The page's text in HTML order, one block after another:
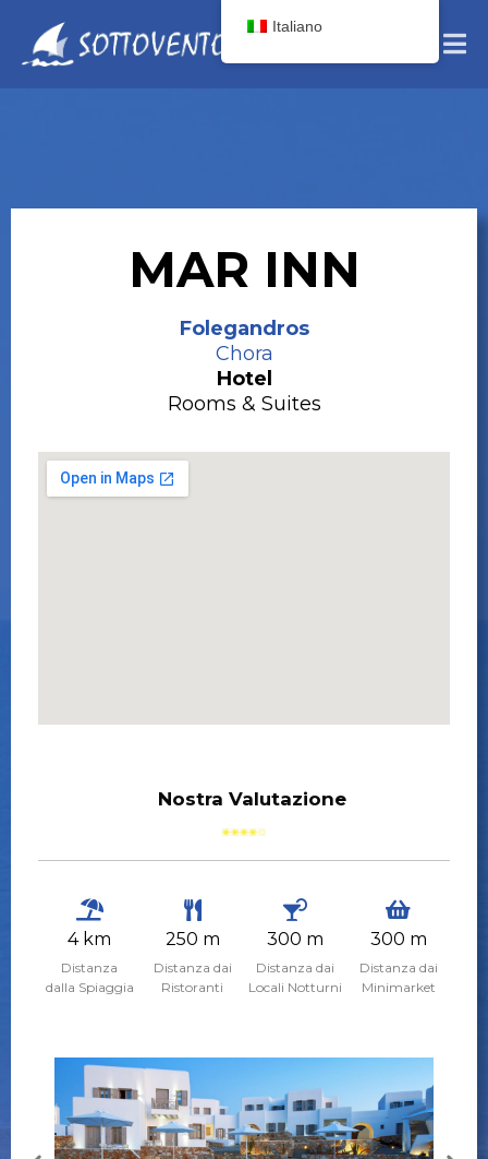
MAR INN
Folegandros
Chora
Hotel
Rooms & Suites
Nostra Valutazione
4 km
Distanza
dalla Spiaggia
250 m
Distanza dai
Ristoranti
300 m
Distanza dai
Locali Notturni
300 m
Distanza dai
Minimarket
Italiano